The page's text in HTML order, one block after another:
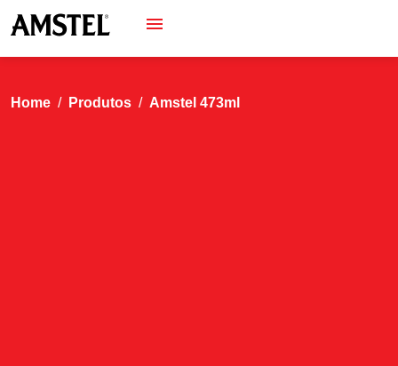
Home Produtos Amstel 473ml